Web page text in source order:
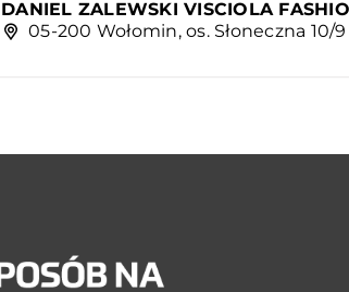
DANIEL ZALEWSKI VISCIOLA
05-200 Wołomin, os. Słoneczna 10/9